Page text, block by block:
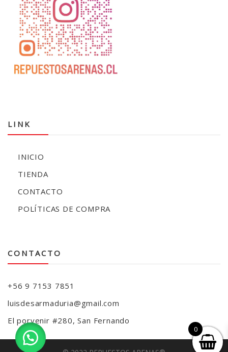
LINK
INICIO
TIENDA
CONTACTO
POLÍTICAS DE COMPRA
CONTACTO
+56 9 7153 7851
luisdesarmaduria@gmail.com
El porvenir #280, San Fernando
0